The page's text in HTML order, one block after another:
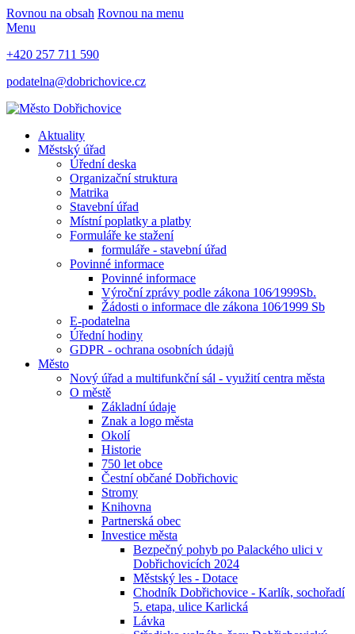
Rovnou na obsah Rovnou na menu
Menu
+420 257 711 590
podatelna@dobrichovice.cz
Aktuality
Městský úřad
Úřední deska
Organizační struktura
Matrika
Stavební úřad
Místní poplatky a platby
Formuláře ke stažení
formuláře - stavební úřad
Povinné informace
Povinné informace
Výroční zprávy podle zákona 106⁄1999Sb.
Žádosti o informace dle zákona 106⁄1999 Sb
E-podatelna
Úřední hodiny
GDPR - ochrana osobních údajů
Město
Nový úřad a multifunkční sál - využití centra města
O městě
Základní údaje
Znak a logo města
Okolí
Historie
750 let obce
Čestní občané Dobřichovic
Stromy
Knihovna
Partnerská obec
Investice města
Bezpečný pohyb po Palackého ulici v
Dobřichovicích 2024
Městský les - Dotace
Chodník Dobřichovice - Karlík, sochořadí
5. etapa, ulice Karlická
Lávka